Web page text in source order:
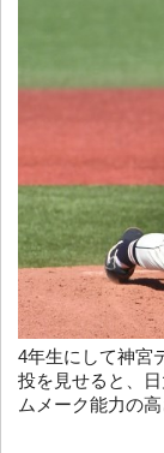
4年生にして神宮
投を見せると、
ムメーク能力の